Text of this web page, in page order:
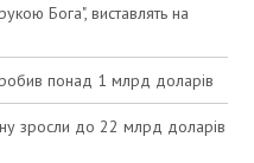
Бога", виставлять на
понад 1 млрд доларів
зросли до 22 млрд доларів